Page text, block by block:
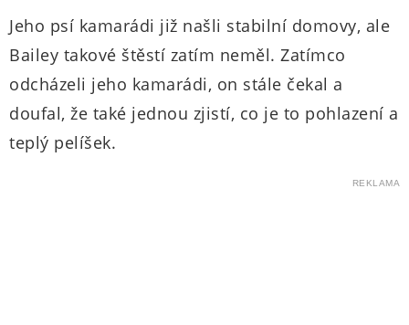
Jeho psí kamarádi již našli stabilní domovy, ale
Bailey takové štěstí zatím neměl. Zatímco
odcházeli jeho kamarádi, on stále čekal a
doufal, že také jednou zjistí, co je to pohlazení a
teplý pelíšek.
REKLAMA